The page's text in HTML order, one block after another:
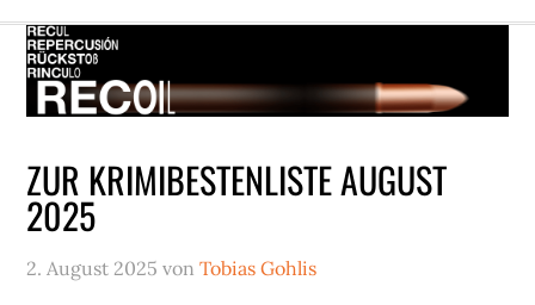
ZUR KRIMIBESTENLISTE AUGUST
2025
2. August 2025 vonTobias Gohlis